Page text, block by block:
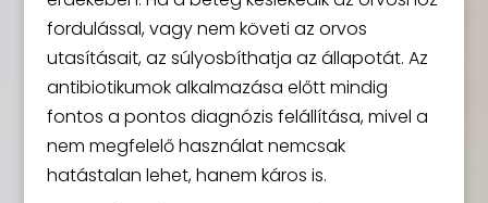
fordulással, vagy nem követi az orvos
utasításait, az súlyosbíthatja az állapotát. Az
antibiotikumok alkalmazása előtt mindig
fontos a pontos diagnózis felállítása, mivel a
nem megfelelő használat nemcsak
hatástalan lehet, hanem káros is.